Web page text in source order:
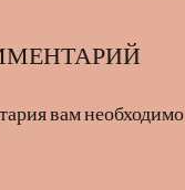
вам необходимо